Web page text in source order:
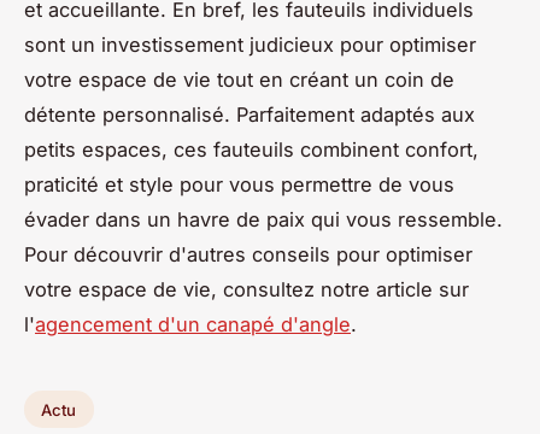
et accueillante. En bref, les fauteuils individuels
sont un investissement judicieux pour optimiser
votre espace de vie tout en créant un coin de
détente personnalisé. Parfaitement adaptés aux
petits espaces, ces fauteuils combinent confort,
praticité et style pour vous permettre de vous
évader dans un havre de paix qui vous ressemble.
Pour découvrir d'autres conseils pour optimiser
votre espace de vie, consultez notre article sur
l'agencement d'un canapé d'angle.
Actu